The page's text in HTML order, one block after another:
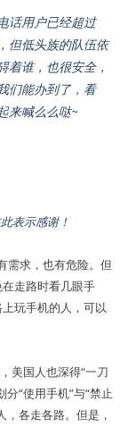
话用户已经超过
但低头族的队伍依
着谁，也很安全，
们能办到了，看
来喊么么哒~
表示感谢！
需求，也有危险。但
走路时看几眼手
玩手机的人，可以
美国人也深得“一刀
“使用手机”与“禁止
各走各路。但是，